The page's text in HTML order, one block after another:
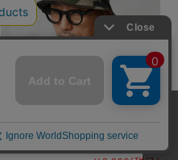
ブッシュハット CCEカモ【キャンペーン対
象外】【I】ミリタリー